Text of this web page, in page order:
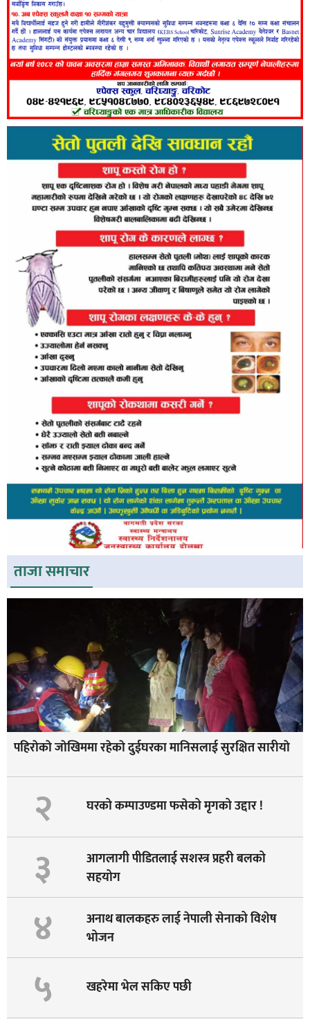
ताजा समाचार
पहिराेकाे जाेखिममा रहेकाे दुईघरका मानिसलाई सुरक्षित सारीयाे
२ घरको कम्पाउण्डमा फसेको मृगको उद्दार !
३
आगलागी पीडितलाई सशस्त्र प्रहरी बलको
सहयोग
४
अनाथ बालकहरु लाई नेपाली सेनाको विशेष
भोजन
५ खहरेमा भेल सकिए पछी